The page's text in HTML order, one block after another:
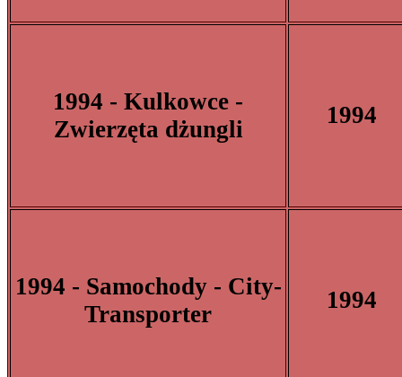
1994 - Kulkowce -
Zwierzęta dżungli
1994
1994 - Samochody - City-
Transporter
1994